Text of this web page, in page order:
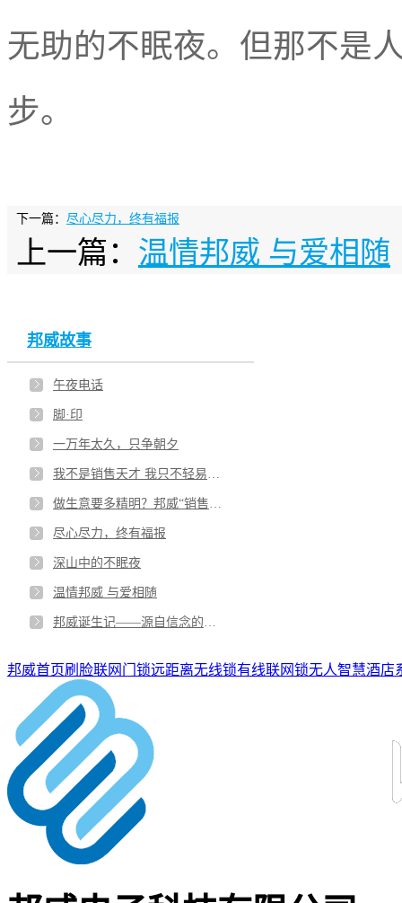
无助的不眠夜。但那不是
步。
下一篇： 尽心尽力，终有福报
上一篇： 温情邦威 与爱相随
邦威故事
午夜电话
脚·印
一万年太久，只争朝夕
我不是销售天才 我只不轻易说放弃
做生意要多精明？邦威“销售一姐”自述
尽心尽力，终有福报
深山中的不眠夜
温情邦威 与爱相随
邦威诞生记——源自信念的力量
邦威首页刷脸联网门锁远距离无线锁有线联网锁无人智慧酒店